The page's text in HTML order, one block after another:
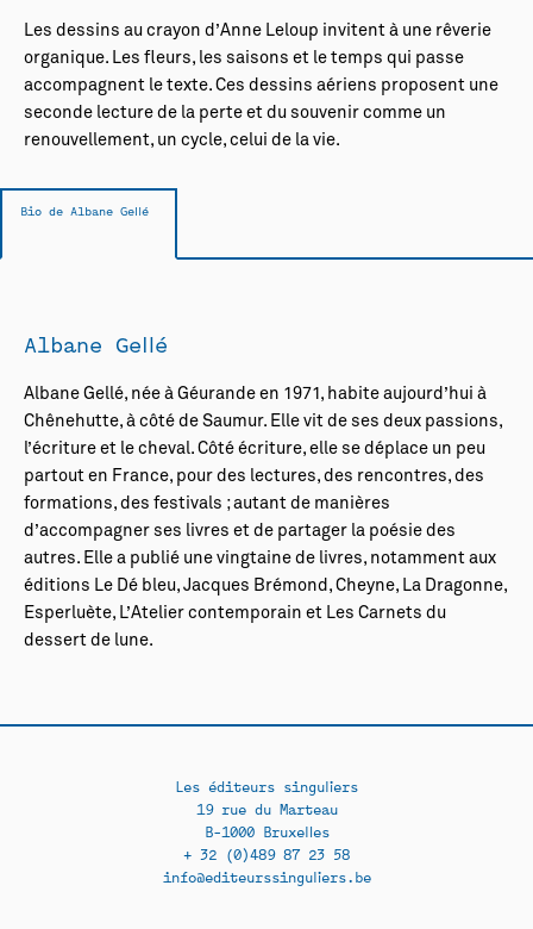
Les dessins au crayon d’Anne Leloup invitent à une rêverie
organique. Les fleurs, les saisons et le temps qui passe
accompagnent le texte. Ces dessins aériens proposent une
seconde lecture de la perte et du souvenir comme un
renouvellement, un cycle, celui de la vie.
Bio de Albane Gellé
Albane Gellé
Albane Gellé, née à Géurande en 1971, habite aujourd’hui à
Chênehutte, à côté de Saumur. Elle vit de ses deux passions,
l’écriture et le cheval. Côté écriture, elle se déplace un peu
partout en France, pour des lectures, des rencontres, des
formations, des festivals ; autant de manières
d’accompagner ses livres et de partager la poésie des
autres. Elle a publié une vingtaine de livres, notamment aux
éditions Le Dé bleu, Jacques Brémond, Cheyne, La Dragonne,
Esperluète, L’Atelier contemporain et Les Carnets du
dessert de lune.
Les éditeurs singuliers
19 rue du Marteau
B-1000 Bruxelles
+ 32 (0)489 87 23 58
info@editeurssinguliers.be